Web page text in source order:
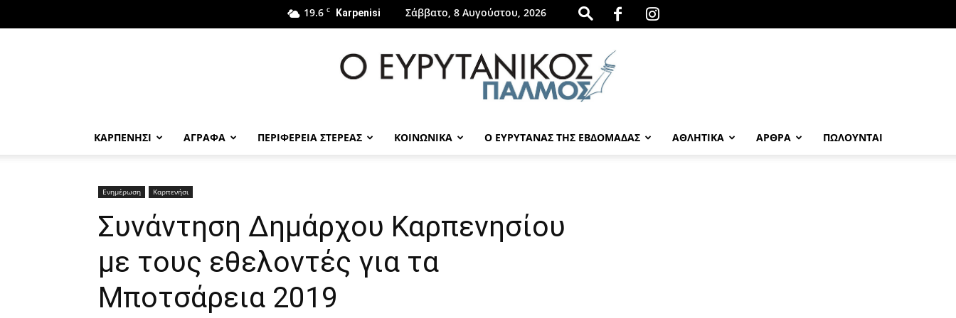
19.6 C Karpenisi Σάββατο, 8 Αυγούστου, 2026
ΚΑΡΠΕΝΗΣΙ ΑΓΡΑΦΑ ΠΕΡΙΦΕΡΕΙΑ ΣΤΕΡΕΑΣ ΚΟΙΝΩΝΙΚΑ Ο ΕΥΡΥΤΑΝΑΣ ΤΗΣ ΕΒΔΟΜΑΔΑΣ ΑΘΛΗΤΙΚΑ ΑΡΘΡΑ ΠΩΛΟΎΝΤΑΙ
Ενημέρωση Καρπενήσι
Συνάντηση Δημάρχου Καρπενησίου
με τους εθελοντές για τα
Μποτσάρεια 2019